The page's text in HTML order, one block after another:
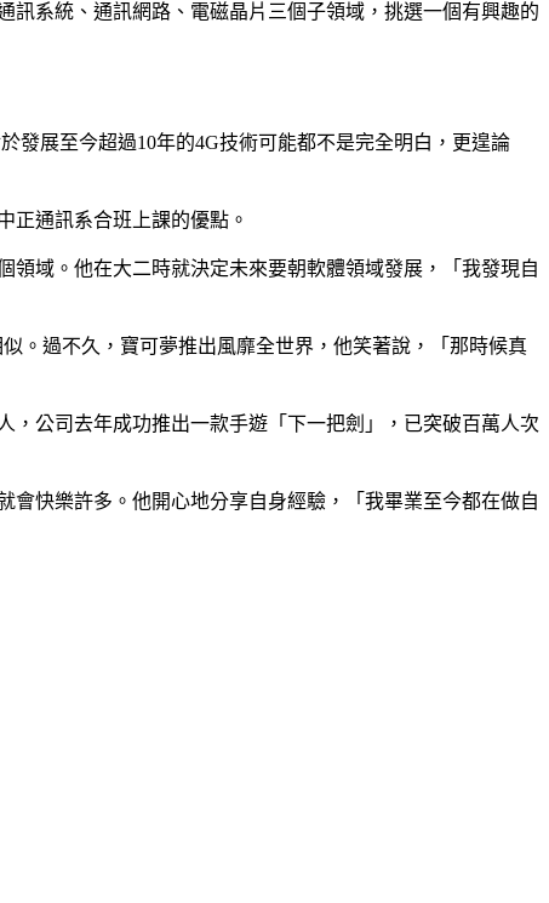
系統、通訊網路、電磁晶片三個子領域，挑選一個有興趣的
發展至今超過10年的4G技術可能都不是完全明白，更遑論
正通訊系合班上課的優點。
域。他在大二時就決定未來要朝軟體領域發展，「我發現自
。過不久，寶可夢推出風靡全世界，他笑著說，「那時候真
公司去年成功推出一款手遊「下一把劍」，已突破百萬人次
快樂許多。他開心地分享自身經驗，「我畢業至今都在做自